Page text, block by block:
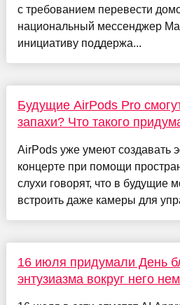
с требованием перевести
национальный мессенджер
инициативу поддержа...
Будущие AirPods Pro
запахи? Что такого
AirPods уже умеют создавать
концерте при помощи
слухи говорят, что в будущие
встроить даже камеры для
16 июля придумали День
энтузиазма вокруг него